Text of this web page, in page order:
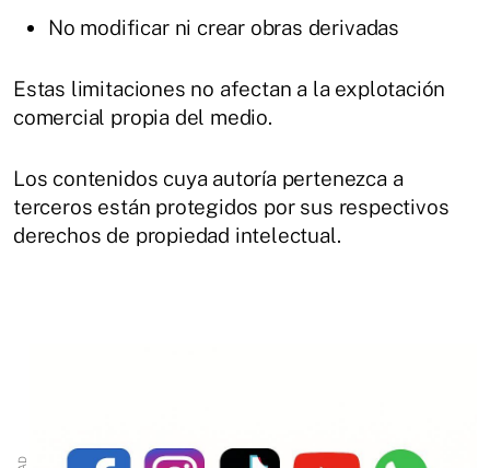
No modificar ni crear obras derivadas
Estas limitaciones no afectan a la explotación
comercial propia del medio.
Los contenidos cuya autoría pertenezca a
terceros están protegidos por sus respectivos
derechos de propiedad intelectual.